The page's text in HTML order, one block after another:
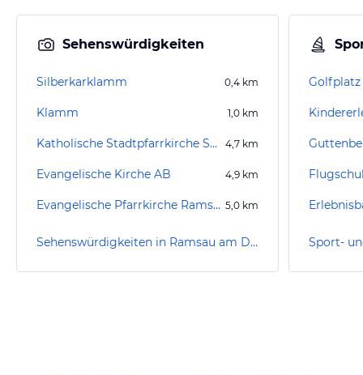
Sehenswürdigkeiten
Silberkarklamm 0,4 km
Klamm 1,0 km
Katholische Stadtpfarrkirche Schladming 4,7 km
Evangelische Kirche AB 4,9 km
Evangelische Pfarrkirche Ramsau 5,0 km
Sehenswürdigkeiten in Ramsau am Dachstein